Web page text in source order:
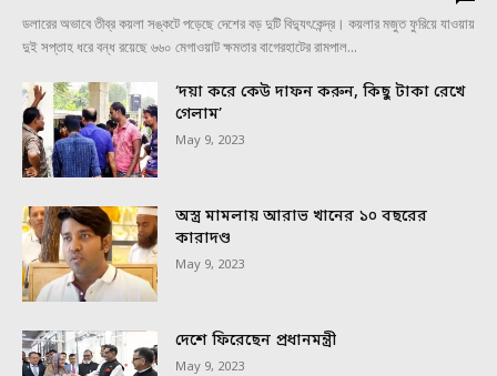
ডলারের অভাবে তীব্র কয়লা সঙ্কটে পড়েছে দেশের বড় দুটি বিদ্যুৎকেন্দ্র। কয়লার মজুত ফুরিয়ে যাওয়ায়
দুই সপ্তাহ ধরে বন্ধ রয়েছে ৬৬০ মেগাওয়াট ক্ষমতার বাগেরহাটের রামপাল...
‘দয়া করে কেউ দাফন করুন, কিছু টাকা রেখে
গেলাম’
May 9, 2023
অস্ত্র মামলায় আরাভ খানের ১০ বছরের
কারাদণ্ড
May 9, 2023
দেশে ফিরেছেন প্রধানমন্ত্রী
May 9, 2023